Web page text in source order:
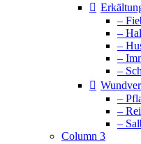
–
–
–
–
–
–
–
–
Column 3